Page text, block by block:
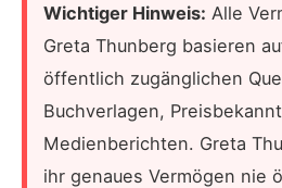
Wichtiger Hinweis: Alle
Greta Thunberg basieren
öffentlich zugänglichen
Buchverlagen,
Medienberichten. Greta
ihr genaues Vermögen nie